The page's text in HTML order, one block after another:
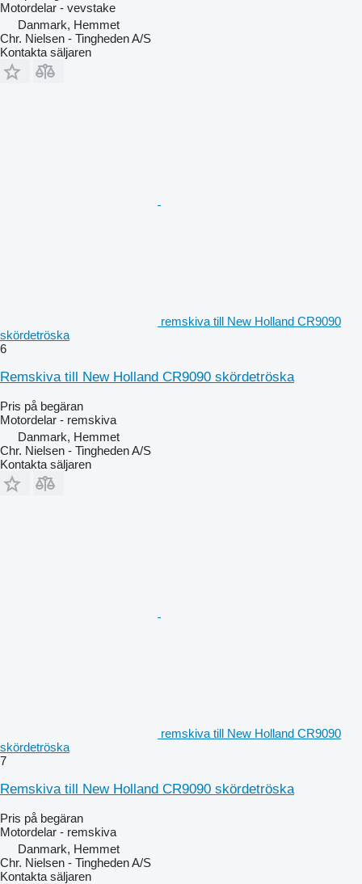
Motordelar - vevstake
Danmark, Hemmet
Chr. Nielsen - Tingheden A/S
Kontakta säljaren
remskiva till New Holland CR9090
skördetröska
6
Remskiva till New Holland CR9090 skördetröska
Pris på begäran
Motordelar - remskiva
Danmark, Hemmet
Chr. Nielsen - Tingheden A/S
Kontakta säljaren
remskiva till New Holland CR9090
skördetröska
7
Remskiva till New Holland CR9090 skördetröska
Pris på begäran
Motordelar - remskiva
Danmark, Hemmet
Chr. Nielsen - Tingheden A/S
Kontakta säljaren